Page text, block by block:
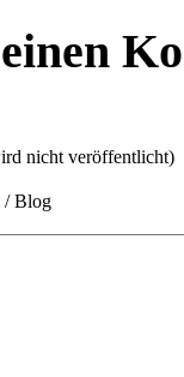
nicht veröffentlicht)
/ Blog